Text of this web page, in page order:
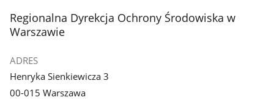
stopka
Regionalna Dyrekcja Ochrony Środowiska w
Warszawie
ADRES
Henryka Sienkiewicza 3
00-015 Warszawa